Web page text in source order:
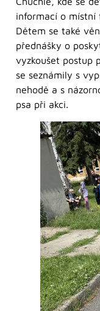
informací o místní
Dětem se také
přednášky o
vyzkoušet postup
se seznámily s
nehodě a s
psa při akci.